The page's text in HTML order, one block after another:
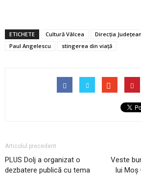
ETICHETE Cultură Vâlcea Direcţia
Paul Angelescu
stingerea din viață
Articolul precedent
PLUS Dolj a organizat o
dezbatere publică cu tema
Veste
lui Moş